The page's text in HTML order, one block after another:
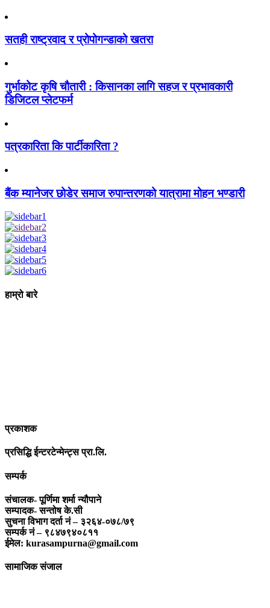
सतही राष्ट्रवाद र प्रोपोगन्डाको खतरा
गुर्भाकोट कृषि चौतारी : किसानका लागि सहज र प्रभावकारी
डिजिटल प्लेटफर्म
पत्रकारिता कि पार्टीकारिता ?
बैंक म्यानेजर छोडेर समाज रुपान्तरणको यात्रामा मोहन भण्डारी
हाम्रो बारे
प्रकाशक
प्रसिद्धि ईन्टरटेन्मेन्ट्स प्रा.लि.
सम्पर्क
संचालक- पूर्णिमा शर्मा न्यौपाने
सम्पादक- सन्तोष के.सी
सुचना विभाग दर्ता नं – ३२६४-०७८/७९
सम्पर्क नं – ९८४७९४०८११
ईमेल: kurasampurna@gmail.com
सामाजिक संजाल